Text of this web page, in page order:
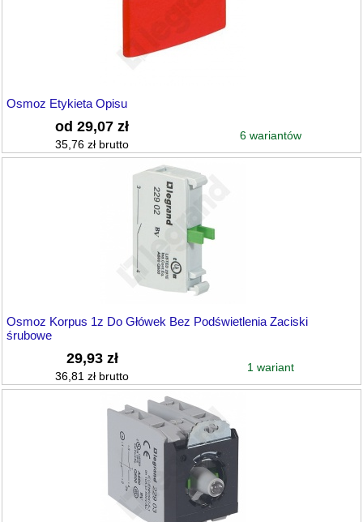
Osmoz Etykieta Opisu
od 29,07 zł
35,76 zł brutto
6 wariantów
Osmoz Korpus 1z Do Główek Bez Podświetlenia Zaciski
śrubowe
29,93 zł
36,81 zł brutto
1 wariant